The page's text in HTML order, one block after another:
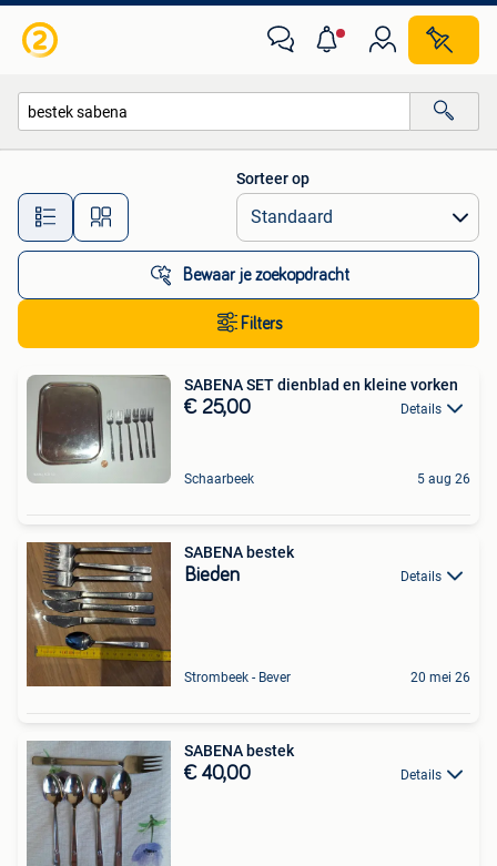
Alle afstanden…
Sorteer op
Bewaar je zoekopdracht
Filters
SABENA SET dienblad en kleine vorken
€ 25,00 Details
Schaarbeek 5 aug 26
SABENA bestek
Bieden Details
Strombeek - Bever 20 mei 26
SABENA bestek
€ 40,00 Details